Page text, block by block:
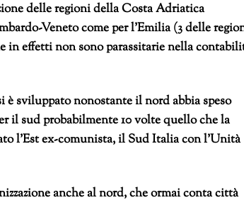
delle regioni della Costa Adriatica
Veneto come per l’Emilia (3 delle
in effetti non sono parassitarie nella
sviluppato nonostante il nord abbia speso
il sud probabilmente 10 volte quello che la
l’Est ex-comunista, il Sud Italia con l’Unità
anche al nord, che ormai conta città